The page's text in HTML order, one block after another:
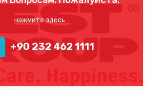
нажмите здесь
+90 232 462 1111